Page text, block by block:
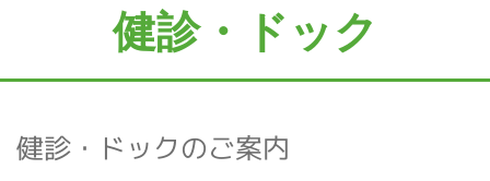
健診・ドック
健診・ドックのご案内